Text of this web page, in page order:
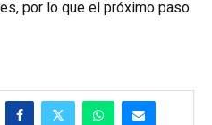
por lo que el próximo paso